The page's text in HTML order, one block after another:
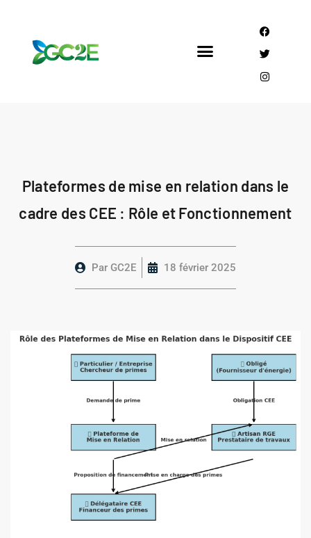
Plateformes de mise en relation dans le
cadre des CEE : Rôle et Fonctionnement
Par GC2E 18 février 2025